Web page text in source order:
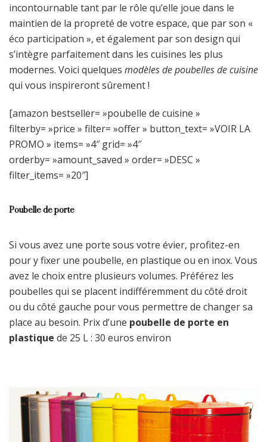
incontournable tant par le rôle qu’elle joue dans le
maintien de la propreté de votre espace, que par son «
éco participation », et également par son design qui
s’intègre parfaitement dans les cuisines les plus
modernes. Voici quelques modèles de poubelles de cuisine
qui vous inspireront sûrement !
[amazon bestseller= »poubelle de cuisine »
filterby= »price » filter= »offer » button_text= »VOIR LA
PROMO » items= »4″ grid= »4″
orderby= »amount_saved » order= »DESC »
filter_items= »20″]
Poubelle de porte
Si vous avez une porte sous votre évier, profitez-en
pour y fixer une poubelle, en plastique ou en inox. Vous
avez le choix entre plusieurs volumes. Préférez les
poubelles qui se placent indifféremment du côté droit
ou du côté gauche pour vous permettre de changer sa
place au besoin. Prix d’une poubelle de porte en
plastique de 25 L : 30 euros environ